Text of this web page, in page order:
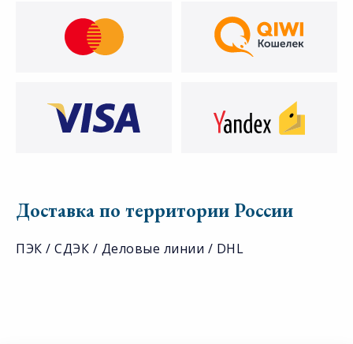
Доставка по территории России
ПЭК / СДЭК / Деловые линии / DHL